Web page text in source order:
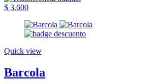
$ 3.600
Quick view
Barcola